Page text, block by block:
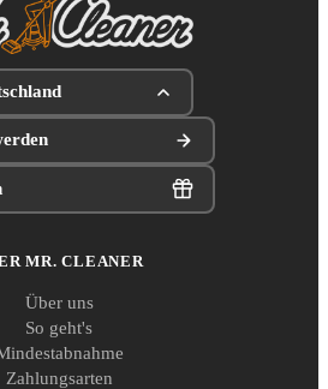
MR. CLEANER
Über uns
So geht's
Zahlungsarten